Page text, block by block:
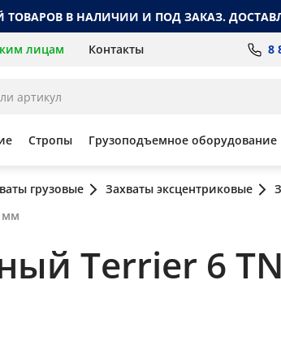
ТОВАРОВ В НАЛИЧИИ И ПОД ЗАКАЗ.
лицам Контакты 8
Стропы Грузоподъемное оборудование
грузовые Захваты эксцентриковые
мм
Terrier 6